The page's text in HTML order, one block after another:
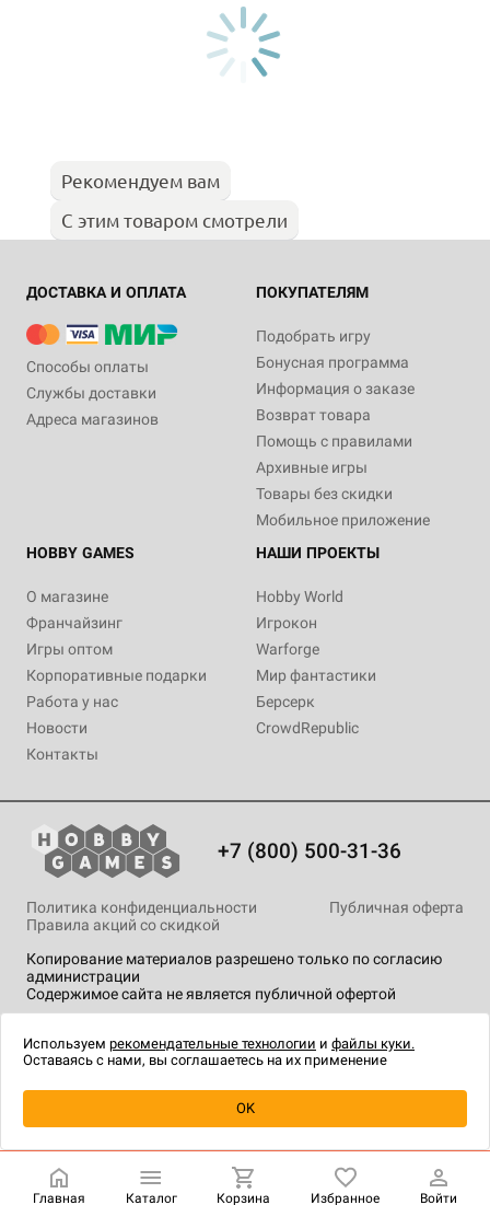
Купить
Рекомендуем вам
С этим товаром смотрели
ДОСТАВКА И ОПЛАТА
Способы оплаты
Службы доставки
Адреса магазинов
ПОКУПАТЕЛЯМ
Подобрать игру
Бонусная программа
Информация о заказе
Возврат товара
Помощь с правилами
Архивные игры
Товары без скидки
Мобильное приложение
HOBBY GAMES
О магазине
Франчайзинг
Игры оптом
Корпоративные подарки
Работа у нас
Новости
Контакты
НАШИ ПРОЕКТЫ
Hobby World
Игрокон
Warforge
Мир фантастики
Берсерк
CrowdRepublic
+7 (800) 500-31-36
Копирование материалов разрешено только по согласию
администрации
Содержимое сайта не является публичной офертой
Политика конфиденциальности
Публичная оферта
Правила акций со скидкой
технологии.
Главная Каталог Корзина Избранное Войти
Используем рекомендательные технологии и файлы куки.
Оставаясь с нами, вы соглашаетесь на их применение
OK